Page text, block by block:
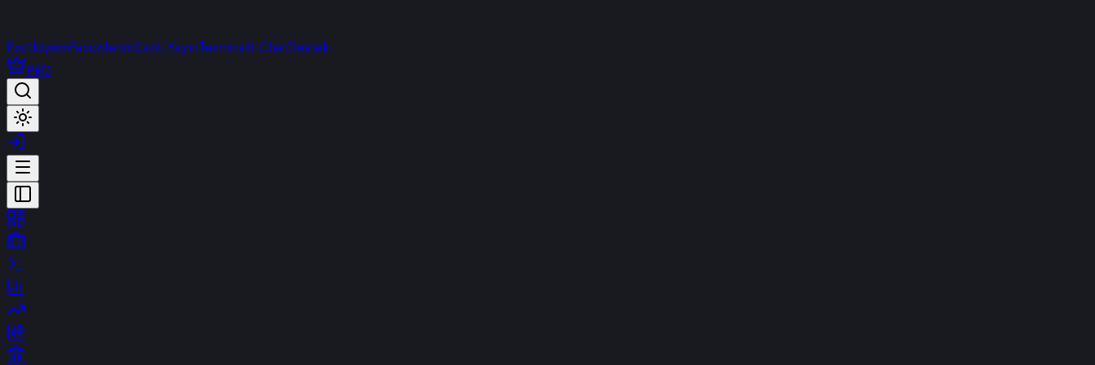
PortföyümFavorilerimCanlı YayınTerminalt-ChatDestek
PRO